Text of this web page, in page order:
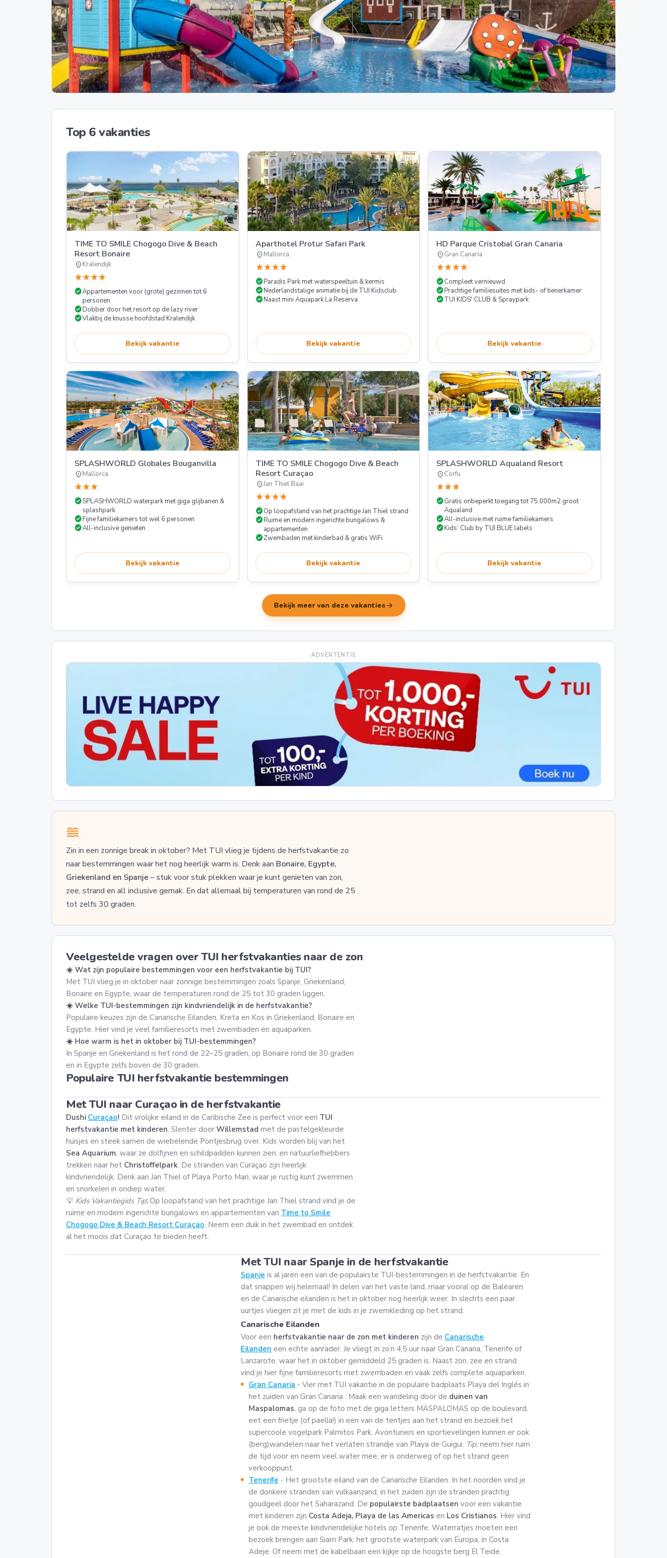
Top 6 vakanties
TIME TO SMILE Chogogo Dive & Beach
Resort Bonaire
location_onKralendijk
starstarstarstar
check_circleAppartementen voor (grote) gezinnen tot 6
personen
check_circleDobber door het resort op de lazy river
check_circleVlakbij de knusse hoofdstad Kralendijk
Bekijk vakantie
Aparthotel Protur Safari Park
location_onMallorca
starstarstarstar
check_circleParadis Park met waterspeeltuin & kermis
check_circleNederlandstalige animatie bij de TUI Kidsclub
check_circleNaast mini Aquapark La Reserva
Bekijk vakantie
HD Parque Cristobal Gran Canaria
location_onGran Canaria
starstarstarstar
check_circleCompleet vernieuwd
check_circlePrachtige familiesuites met kids- of tienerkamer
check_circleTUI KIDS' CLUB & Spraypark
Bekijk vakantie
SPLASHWORLD Globales Bouganvilla
location_onMallorca
starstarstar
check_circleSPLASHWORLD waterpark met giga glijbanen &
splashpark
check_circleFijne familiekamers tot wel 6 personen
check_circleAll-inclusive genieten
Bekijk vakantie
TIME TO SMILE Chogogo Dive & Beach
Resort Curaçao
location_onJan Thiel Baai
starstarstarstar
check_circleOp loopafstand van het prachtige Jan Thiel strand
check_circleRuime en modern ingerichte bungalows &
appartementen
check_circleZwembaden met kinderbad & gratis WiFi
Bekijk vakantie
SPLASHWORLD Aqualand Resort
location_onCorfu
starstarstar
check_circleGratis onbeperkt toegang tot 75.000m2 groot
Aqualand
check_circleAll-inclusive met ruime familiekamers
check_circleKids’ Club by TUI BLUE labels
Bekijk vakantie
Bekijk meer van deze vakanties arrow_forward
ADVERTENTIE
Zin in een zonnige break in oktober? Met TUI vlieg je tijdens de herfstvakantie zo
naar bestemmingen waar het nog heerlijk warm is. Denk aan Bonaire, Egypte,
Griekenland en Spanje– stuk voor stuk plekken waar je kunt genieten van zon,
zee, strand en all inclusive gemak. En dat allemaal bij temperaturen van rond de 25
tot zelfs 30 graden.
Veelgestelde vragen over TUI herfstvakanties naar de zon
☀️ Wat zijn populaire bestemmingen voor een herfstvakantie bij TUI?
Met TUI vlieg je in oktober naar zonnige bestemmingen zoals Spanje, Griekenland,
Bonaire en Egypte, waar de temperaturen rond de 25 tot 30 graden liggen.
☀️ Welke TUI-bestemmingen zijn kindvriendelijk in de herfstvakantie?
Populaire keuzes zijn de Canarische Eilanden, Kreta en Kos in Griekenland, Bonaire en
Egypte. Hier vind je veel familieresorts met zwembaden en aquaparken.
☀️ Hoe warm is het in oktober bij TUI-bestemmingen?
In Spanje en Griekenland is het rond de 22–25 graden, op Bonaire rond de 30 graden
en in Egypte zelfs boven de 30 graden.
Populaire TUI herfstvakantie bestemmingen
Met TUI naar Curaçao in de herfstvakantie
Dushi Curaçao! Dit vrolijke eiland in de Caribische Zee is perfect voor een TUI
herfstvakantie met kinderen. Slenter door Willemstad met de pastelgekleurde
huisjes en steek samen de wiebelende Pontjesbrug over. Kids worden blij van het
Sea Aquarium, waar ze dolfijnen en schildpadden kunnen zien, en natuurliefhebbers
trekken naar het Christoffelpark. De stranden van Curaçao zijn heerlijk
kindvriendelijk. Denk aan Jan Thiel of Playa Porto Mari, waar je rustig kunt zwemmen
en snorkelen in ondiep water.
💡 Kids Vakantiegids Tip: Op loopafstand van het prachtige Jan Thiel strand vind je de
ruime en modern ingerichte bungalows en appartementen van Time to Smile
Chogogo Dive & Beach Resort Curaçao. Neem een duik in het zwembad en ontdek
al het moois dat Curaçao te bieden heeft.
Met TUI naar Spanje in de herfstvakantie
Spanje is al jaren een van de populairste TUI-bestemmingen in de herfstvakantie. En
dat snappen wij helemaal! In delen van het vaste land, maar vooral op de Balearen
en de Canarische eilanden is het in oktober nog heerlijk weer. In slechts een paar
uurtjes vliegen zit je met de kids in je zwemkleding op het strand.
Canarische Eilanden
Voor een herfstvakantie naar de zon met kinderen zijn de Canarische
Eilanden een echte aanrader. Je vliegt in zo’n 4,5 uur naar Gran Canaria, Tenerife of
Lanzarote, waar het in oktober gemiddeld 25 graden is. Naast zon, zee en strand
vind je hier fijne familieresorts met zwembaden en vaak zelfs complete aquaparken.
Gran Canaria - Vier met TUI vakantie in de populaire badplaats Playa del Inglés in
het zuiden van Gran Canaria . Maak een wandeling door de duinen van
Maspalomas, ga op de foto met de giga letters MASPALOMAS op de boulevard,
eet een frietje (of paella!) in een van de tentjes aan het strand en bezoek het
supercoole vogelpark Palmitos Park. Avonturiers en sportievelingen kunnen er ook
(berg)wandelen naar het verlaten strandje van Playa de Guigui. Tip:neem hier ruim
de tijd voor en neem veel water mee, er is onderweg of op het strand geen
verkooppunt.
Tenerife - Het grootste eiland van de Canarische Eilanden. In het noorden vind je
de donkere stranden van vulkaanzand, in het zuiden zijn de stranden prachtig
goudgeel door het Saharazand. De populairste badplaatsen voor een vakantie
met kinderen zijn Costa Adeja, Playa de las Americas en Los Cristianos. Hier vind
je ook de meeste kindvriendelijke hotels op Tenerife. Waterratjes moeten een
bezoek brengen aan Siam Park, het grootste waterpark van Europa, in Costa
Adeje. Of neem met de kabelbaan een kijkje op de hoogste berg El Teide.